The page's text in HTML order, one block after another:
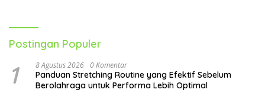
Postingan Populer
1 8 Agustus 2026 0 Komentar
Panduan Stretching Routine yang Efektif Sebelum
Berolahraga untuk Performa Lebih Optimal